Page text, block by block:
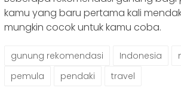
kamu yang baru pertama kali
mungkin cocok untuk kamu coba.
gunung rekomendasi Indonesia
pemula
pendaki travel